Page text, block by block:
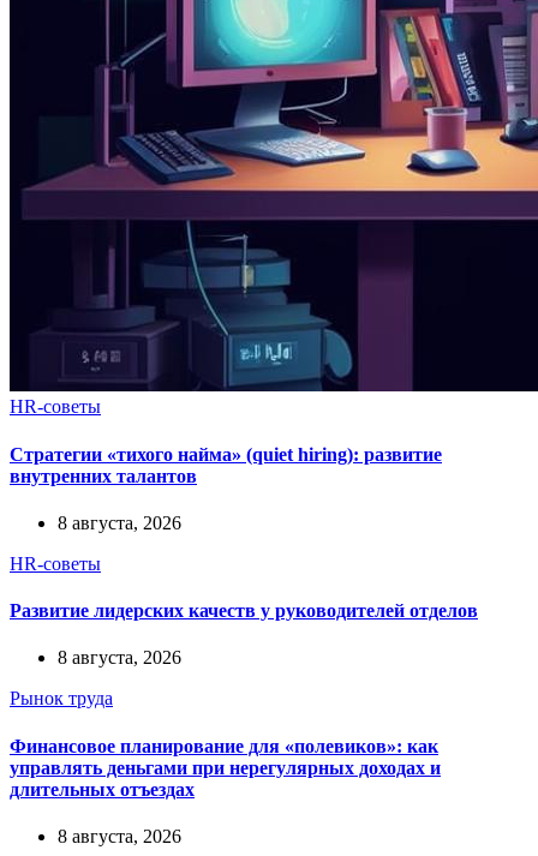
HR-советы
Стратегии «тихого найма» (quiet hiring): развитие
внутренних талантов
8 августа, 2026
HR-советы
Развитие лидерских качеств у руководителей отделов
8 августа, 2026
Рынок труда
Финансовое планирование для «полевиков»: как
управлять деньгами при нерегулярных доходах и
длительных отъездах
8 августа, 2026